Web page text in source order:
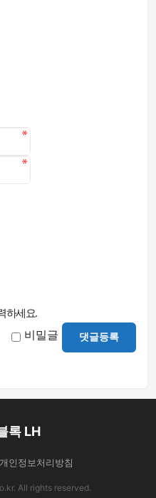
하세요.
비밀글 댓글등록
록 LH
개인정보처리방침
All rights reserved.